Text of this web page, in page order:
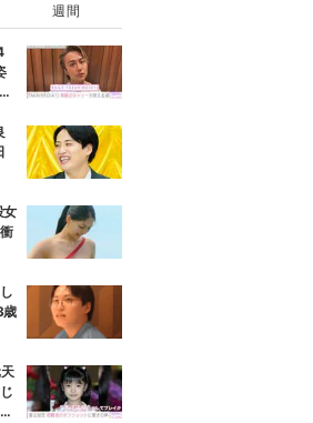
週間
女
歳